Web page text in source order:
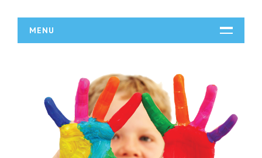
MENU
DZIAŁALNOŚĆ
Biura Rachunkowe
Doradztwo
Drukarnie
Handel